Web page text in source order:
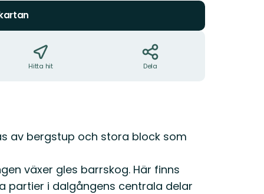
Hitta hit Dela
av bergstup och stora block som
växer gles barrskog. Här finns
partier i dalgångens centrala delar